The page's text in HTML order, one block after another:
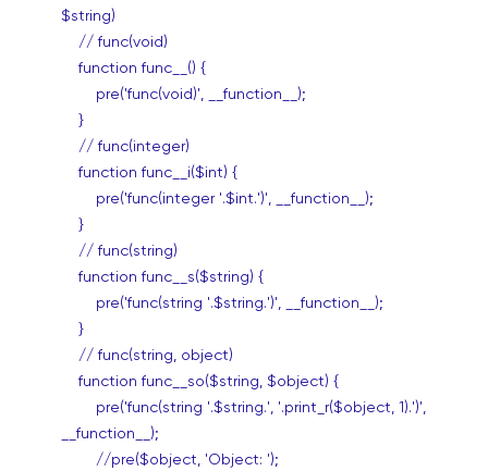
$string)
// func(void)
function func__() {
pre('func(void)', __function__);
}
// func(integer)
function func__i($int) {
pre('func(integer '.$int.')', __function__);
}
// func(string)
function func__s($string) {
pre('func(string '.$string.')', __function__);
}
// func(string, object)
function func__so($string, $object) {
pre('func(string '.$string.', '.print_r($object, 1).')',
__function__);
//pre($object, 'Object: ');